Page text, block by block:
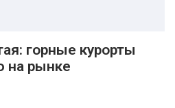
горные курорты
на рынке